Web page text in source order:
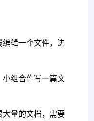
辑一个文件，进
组合作写一篇文
量的文档，需要